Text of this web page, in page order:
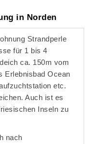
in Norden
Strandperle
für 1 bis 4
ca. 150m vom
Erlebnisbad Ocean
etc.
Auch ist es
Inseln zu
nach